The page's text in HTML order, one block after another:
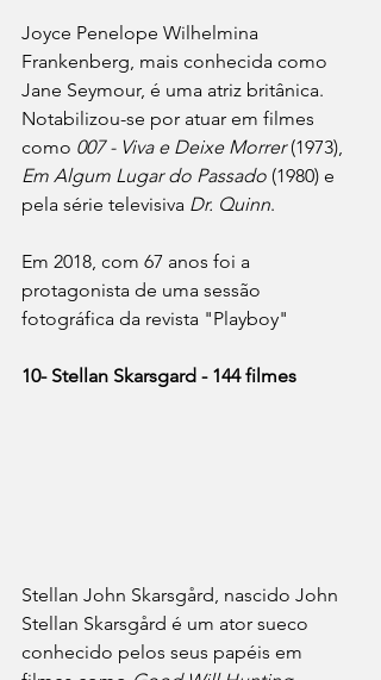
Joyce Penelope Wilhelmina
Frankenberg, mais conhecida como
Jane Seymour, é uma atriz britânica.
Notabilizou-se por atuar em filmes
como 007 - Viva e Deixe Morrer (1973),
Em Algum Lugar do Passado (1980) e
pela série televisiva Dr. Quinn.
Em 2018, com 67 anos foi a
protagonista de uma sessão
fotográfica da revista "Playboy"
10- Stellan Skarsgard - 144 filmes
Stellan John Skarsgård, nascido John
Stellan Skarsgård é um ator sueco
conhecido pelos seus papéis em